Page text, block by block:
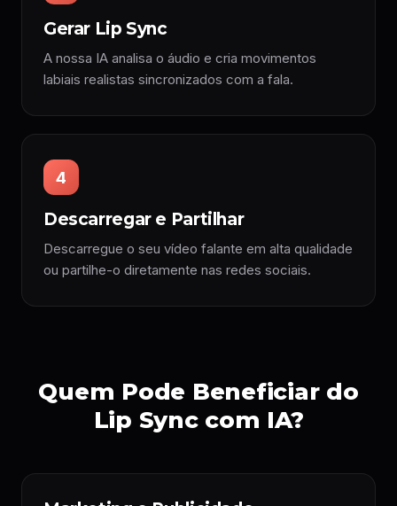
Gerar Lip Sync
A nossa IA analisa o áudio e cria movimentos
labiais realistas sincronizados com a fala.
4
Descarregar e Partilhar
Descarregue o seu vídeo falante em alta qualidade
ou partilhe-o diretamente nas redes sociais.
Quem Pode Beneficiar do
Lip Sync com IA?